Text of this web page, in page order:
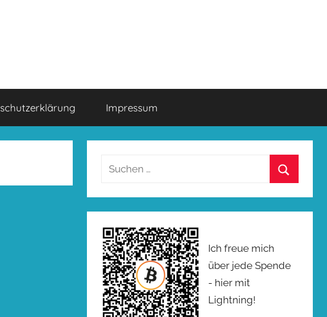
Impressum
Suchen
Ich freue mich
über jede Spende
- hier mit
Lightning!